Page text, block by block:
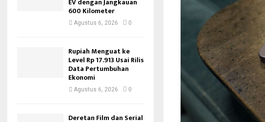
600 Kilometer
Agustus 6, 2026 0
Rupiah Menguat ke
Level Rp 17.913 Usai Rilis
Data Pertumbuhan
Ekonomi
Agustus 6, 2026 0
Deretan Film dan Serial